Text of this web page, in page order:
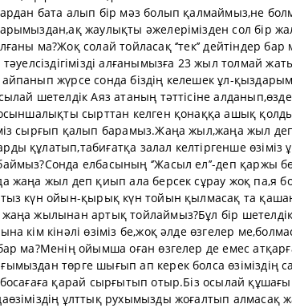
бата алып бір мәз болып қалмаймыз,не
жаулықты әжелерімізден сол бір
ма?Жоқ солай тойласақ ‘’тек’’ дейтіндер бар
тәуелсіздігімізді алғанымызға 23 жыл толмай
жүрсе сонда біздің келешек ұл-
шетелдік Аяз атаның тәттісіне
сырттан келген қонаққа ашық
сырғып қалып барамыз.Жаңа жыл,жаңа жыл
құлатып,табиғатқа залал келтіргенше өзіміз
елбасының ‘’Жасыл ел’’-деп қаржы
жаңа жыл деп қиып ала берсек сұрау жоқ па,я
күн ойын-қырық күн тойын қылмасақ та
жылынан артық тойлаймыз?Бұл бір шетелдік
кім кінәлі өзіміз бе,жоқ әлде өзгелер
ма?Менің ойымша оған өзгелер де емес
төрге шығып ап керек болса өзіміздің
қарай сырғытып отыр.Біз осылай
ұлттық рухымызды жоғалтып алмасақ